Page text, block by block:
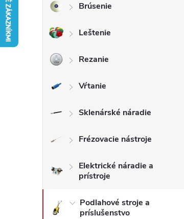
č
n
ý
p
a
n
e
l
Brúsenie
Leštenie
Rezanie
Vŕtanie
Sklenárské náradie
Frézovacie nástroje
Elektrické náradie a
prístroje
Podlahové stroje a
príslušenstvo